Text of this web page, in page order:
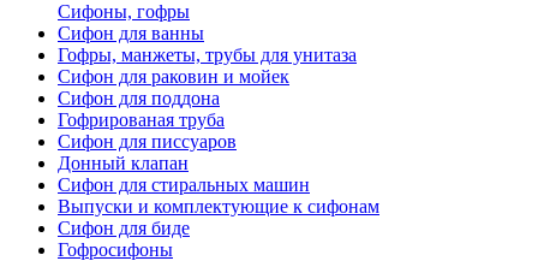
Сифоны, гофры
Сифон для ванны
Гофры, манжеты, трубы для унитаза
Сифон для раковин и мойек
Сифон для поддона
Гофрированая труба
Сифон для писсуаров
Донный клапан
Сифон для стиральных машин
Выпуски и комплектующие к сифонам
Сифон для биде
Гофросифоны